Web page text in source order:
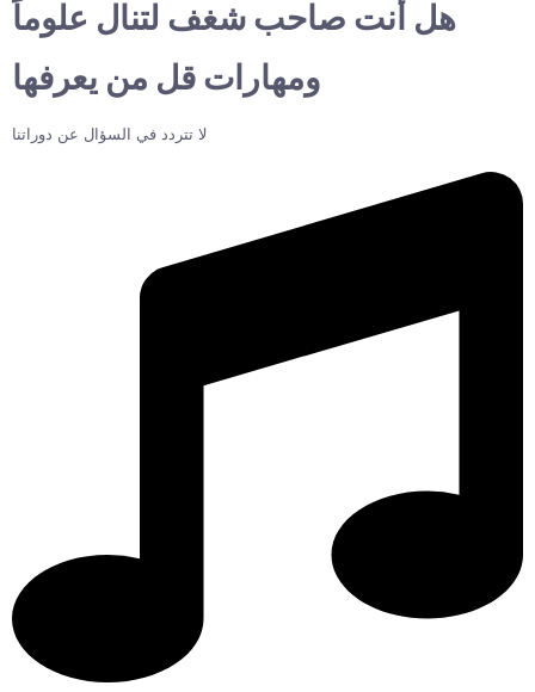
هل أنت صاحب شغف لتنال علوماً
ومهارات قل من يعرفها
لا تتردد في السؤال عن دوراتنا